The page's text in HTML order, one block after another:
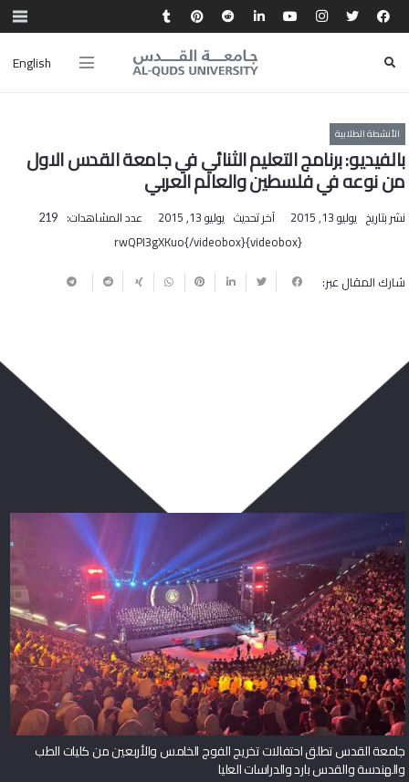
English
الأنشطة الطلابية
بالفيديو: برنامج التعليم الثنائي في جامعة القدس الاول
من نوعه في فلسطين والعالم العربي
نشر بتاريخ يوليو 13, 2015 آخر تحديث يوليو 13, 2015 عدد المشاهدات: 219
{videobox}rwQPI3gXKuo{/videobox}
شارك المقال عبر:
جامعة القدس تطلق احتفالات تخريج الفوج الخامس والأربعين من كليات الطب
والهندسة والقدس بارد والدراسات العليا